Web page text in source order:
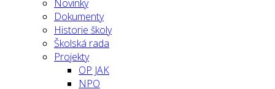
Novinky
Dokumenty
Historie školy
Školská rada
Projekty
OP JAK
NPO